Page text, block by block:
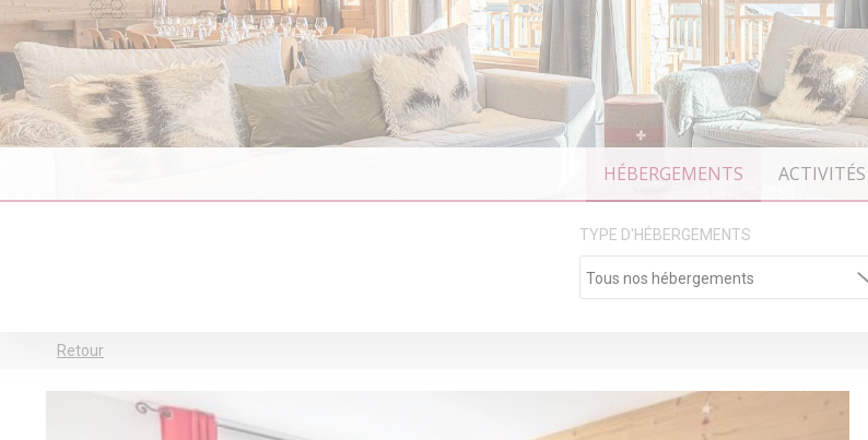
HÉBERGEMENTS ACTIVITÉS
TYPE D'HÉBERGEMENTS
Retour